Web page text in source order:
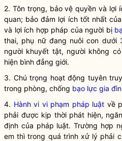
2. Tôn trọng, bảo vệ quyền và lợi
quan; bảo đảm lợi ích tốt nhất
và lợi ích hợp pháp của người bị
thai, phụ nữ đang nuôi con dưới
người khuyết tật, người không
hiện bình đẳng giới.
3. Chú trọng hoạt động tuyên
trong phòng, chống bạo lực gia
4. Hành vi vi phạm pháp luật về
phải được kịp thời phát hiện,
định của pháp luật. Trường hợp
em thì trong quá trình xử lý phải